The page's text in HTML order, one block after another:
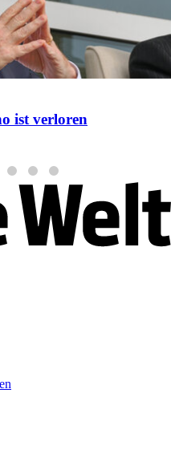
ist verloren